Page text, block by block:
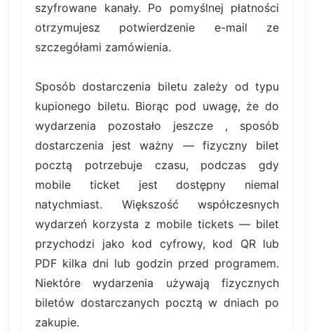
szyfrowane kanały. Po pomyślnej płatności
otrzymujesz potwierdzenie e-mail ze
szczegółami zamówienia.
Sposób dostarczenia biletu zależy od typu
kupionego biletu. Biorąc pod uwagę, że do
wydarzenia pozostało jeszcze , sposób
dostarczenia jest ważny — fizyczny bilet
pocztą potrzebuje czasu, podczas gdy
mobile ticket jest dostępny niemal
natychmiast. Większość współczesnych
wydarzeń korzysta z mobile tickets — bilet
przychodzi jako kod cyfrowy, kod QR lub
PDF kilka dni lub godzin przed programem.
Niektóre wydarzenia używają fizycznych
biletów dostarczanych pocztą w dniach po
zakupie.